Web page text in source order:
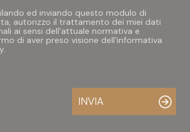
ed inviando questo modulo di
autorizzo il trattamento dei miei dati
ai sensi dell'attuale normativa e
di aver preso visione dell'informativa
INVIA